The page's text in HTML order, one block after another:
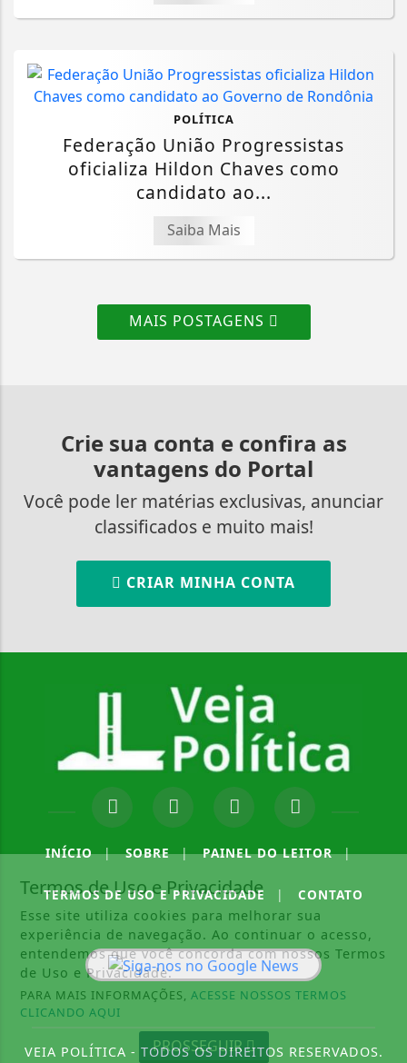
POLÍTICA
Federação União Progressistas
oficializa Hildon Chaves como
candidato ao...
Saiba Mais
MAIS POSTAGENS
Crie sua conta e confira as
vantagens do Portal
Você pode ler matérias exclusivas, anunciar
classificados e muito mais!
CRIAR MINHA CONTA
INÍCIO | SOBRE | PAINEL DO LEITOR |
TERMOS DE USO E PRIVACIDADE | CONTATO
VEIA POLÍTICA - TODOS OS DIREITOS RESERVADOS.
Termos de Uso e Privacidade
Esse site utiliza cookies para melhorar sua
experiência de navegação. Ao continuar o acesso,
entendemos que você concorda com nossos Termos
de Uso e Privacidade.
PARA MAIS INFORMAÇÕES,ACESSE NOSSOS TERMOS
CLICANDO AQUI
PROSSEGUIR